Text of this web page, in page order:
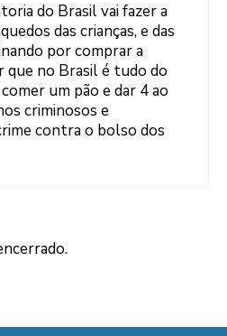
do Brasil vai fazer a
das crianças, e das
por comprar a
que no Brasil é tudo do
um pão e dar 4 ao
criminosos e
contra o bolso dos